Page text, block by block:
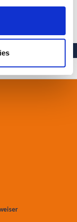
Händen